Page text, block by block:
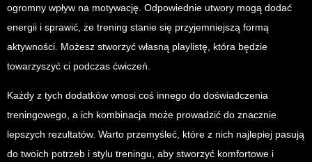
ogromny wpływ na motywację. Odpowiednie utwory mogą dodać
energii i sprawić, że trening stanie się przyjemniejszą formą
aktywności. Możesz stworzyć własną playlistę, która będzie
towarzyszyć ci podczas ćwiczeń.
Każdy z tych dodatków wnosi coś innego do doświadczenia
treningowego, a ich kombinacja może prowadzić do znacznie
lepszych rezultatów. Warto przemyśleć, które z nich najlepiej pasują
do twoich potrzeb i stylu treningu, aby stworzyć komfortowe i